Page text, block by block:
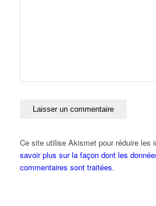
Ce site utilise Akismet pour réduire les
savoir plus sur la façon dont les
commentaires sont traitées.